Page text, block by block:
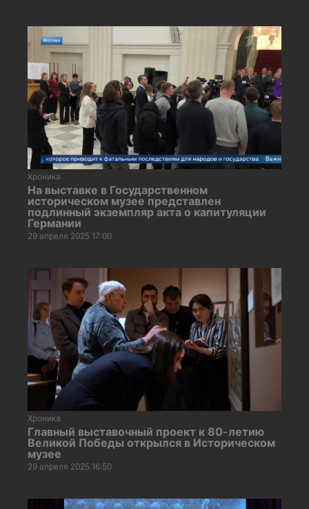
Хроника
На выставке в Государственном
историческом музее представлен
подлинный экземпляр акта о капитуляции
Германии
29 апреля 2025 17:00
Хроника
Главный выставочный проект к 80-летию
Великой Победы открылся в Историческом
музее
29 апреля 2025 16:50